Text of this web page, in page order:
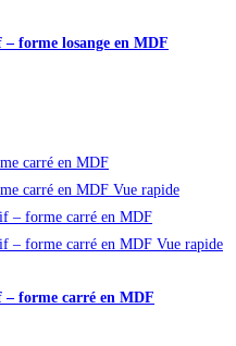
forme losange en MDF
Vue rapide
Vue rapide
forme carré en MDF